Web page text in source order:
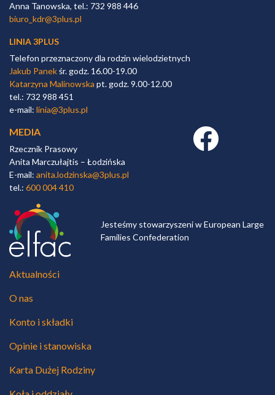
Anna Tanowska, tel.: 732 988 446
biuro_kdr@3plus.pl
LINIA 3PLUS
Telefon przeznaczony dla rodzin wielodzietnych
Jakub Panekśr. godz. 16.00-19.00
Katarzyna Malinowska pt. godz. 9.00-12.00
tel.: 732 988 451
e-mail: linia@3plus.pl
MEDIA
Rzecznik Prasowy
Anita Marczułajtis – Łodzińska
E-mail: anita.lodzinska@3plus.pl
tel.: 600 004 410
Facebook link
Jesteśmy stowarzyszeni w European Large
Families Confederation
Aktualności
O nas
Konto i składki
Opinie i stanowiska
Karta Dużej Rodziny